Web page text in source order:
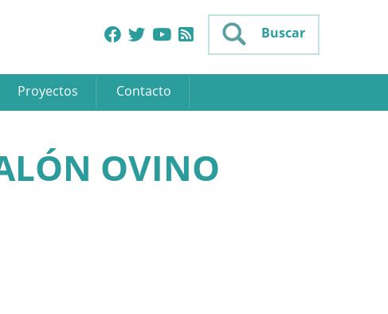
Buscar
Proyectos Contacto
OVINO